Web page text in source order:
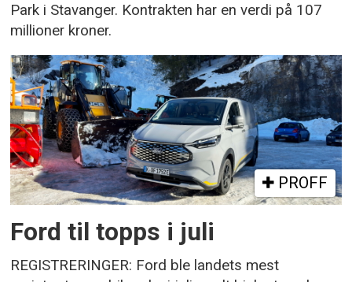
Park i Stavanger. Kontrakten har en verdi på 107
millioner kroner.
PROFF
Ford til topps i juli
REGISTRERINGER: Ford ble landets mest